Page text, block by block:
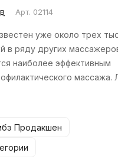
Арт. 02114
уже около трех
в ряду других
наиболее эффективным
массажа.
особенно хорош как
Продакшен